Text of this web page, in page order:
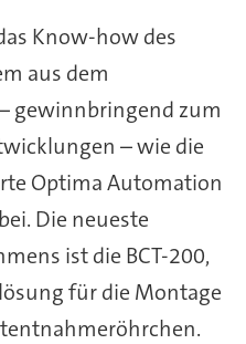
Know-how des
aus dem
gewinnbringend zum
– wie die
Optima Automation
Die neueste
ist die BCT-200,
für die Montage